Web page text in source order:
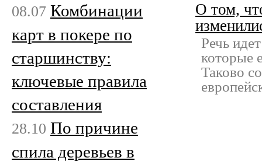
О том,
Речь
которые
Таково
08.07 Комбинации
карт в покере по
старшинству:
ключевые правила
составления
28.10 По причине
спила деревьев в